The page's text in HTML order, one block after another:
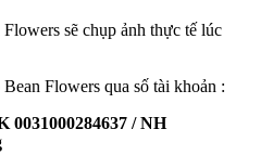
sẽ chụp ảnh thực tế lúc
Flowers qua số tài khoản :
/ NH